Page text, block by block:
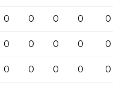
0 0 0 0 0
0 0 0 0 0
0 0 0 0 0